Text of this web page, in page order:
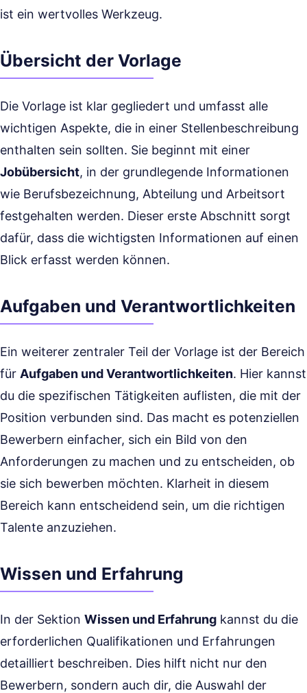
ist ein wertvolles Werkzeug.
Übersicht der Vorlage
Die Vorlage ist klar gegliedert und umfasst alle
wichtigen Aspekte, die in einer Stellenbeschreibung
enthalten sein sollten. Sie beginnt mit einer
Jobübersicht, in der grundlegende Informationen
wie Berufsbezeichnung, Abteilung und Arbeitsort
festgehalten werden. Dieser erste Abschnitt sorgt
dafür, dass die wichtigsten Informationen auf einen
Blick erfasst werden können.
Aufgaben und Verantwortlichkeiten
Ein weiterer zentraler Teil der Vorlage ist der Bereich
für Aufgaben und Verantwortlichkeiten. Hier kannst
du die spezifischen Tätigkeiten auflisten, die mit der
Position verbunden sind. Das macht es potenziellen
Bewerbern einfacher, sich ein Bild von den
Anforderungen zu machen und zu entscheiden, ob
sie sich bewerben möchten. Klarheit in diesem
Bereich kann entscheidend sein, um die richtigen
Talente anzuziehen.
Wissen und Erfahrung
In der Sektion Wissen und Erfahrung kannst du die
erforderlichen Qualifikationen und Erfahrungen
detailliert beschreiben. Dies hilft nicht nur den
Bewerbern, sondern auch dir, die Auswahl der